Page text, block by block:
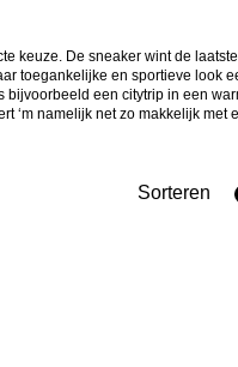
keuze. De sneaker wint de
toegankelijke en sportieve look
een citytrip in een
‘m namelijk net zo makkelijk
Sorteren